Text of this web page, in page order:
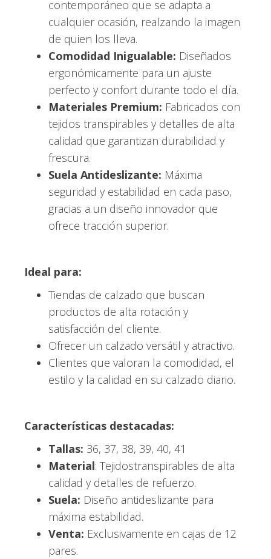
contemporáneo que se adapta a
cualquier ocasión, realzando la imagen
de quien los lleva.
Comodidad Inigualable: Diseñados
ergonómicamente para un ajuste
perfecto y confort durante todo el día.
Materiales Premium: Fabricados con
tejidos transpirables y detalles de alta
calidad que garantizan durabilidad y
frescura.
Suela Antideslizante: Máxima
seguridad y estabilidad en cada paso,
gracias a un diseño innovador que
ofrece tracción superior.
Ideal para:
Tiendas de calzado que buscan
productos de alta rotación y
satisfacción del cliente.
Ofrecer un calzado versátil y atractivo.
Clientes que valoran la comodidad, el
estilo y la calidad en su calzado diario.
Características destacadas:
Tallas: 36, 37, 38, 39, 40, 41
Material: Tejidostranspirables de alta
calidad y detalles de refuerzo.
Suela: Diseño antideslizante para
máxima estabilidad.
Venta: Exclusivamente en cajas de 12
pares.